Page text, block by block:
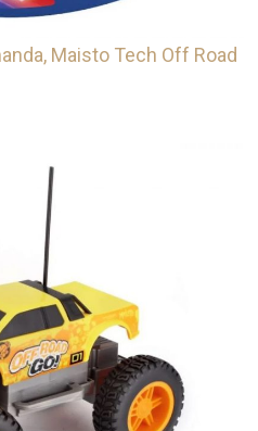
Maisto Tech Off Road